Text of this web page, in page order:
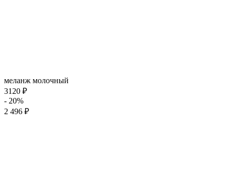
меланж молочный
3120 ₽
- 20%
2 496 ₽